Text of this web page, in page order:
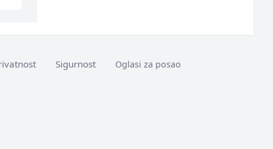
Sigurnost Oglasi za posao